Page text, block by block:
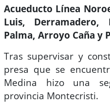
Acueducto Línea
Luis,
Palma, Arroyo Caña y
Tras supervisar y
presa que se
Medina hizo una
provincia Montecristi.